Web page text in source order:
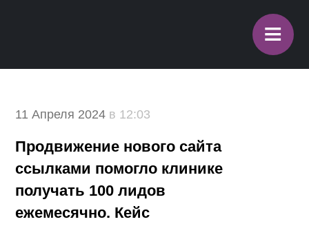
≡
11 Апреля 2024 в 12:03
Продвижение нового сайта
ссылками помогло клинике
получать 100 лидов
ежемесячно. Кейс